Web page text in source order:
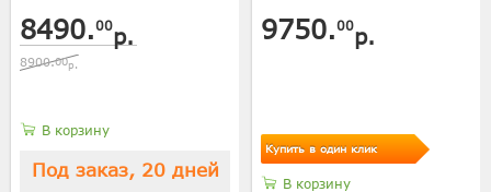
8490.00р.
8900.00р.
В корзину
Под заказ, 20 дней
9750.00р.
Купить в один клик
В корзину